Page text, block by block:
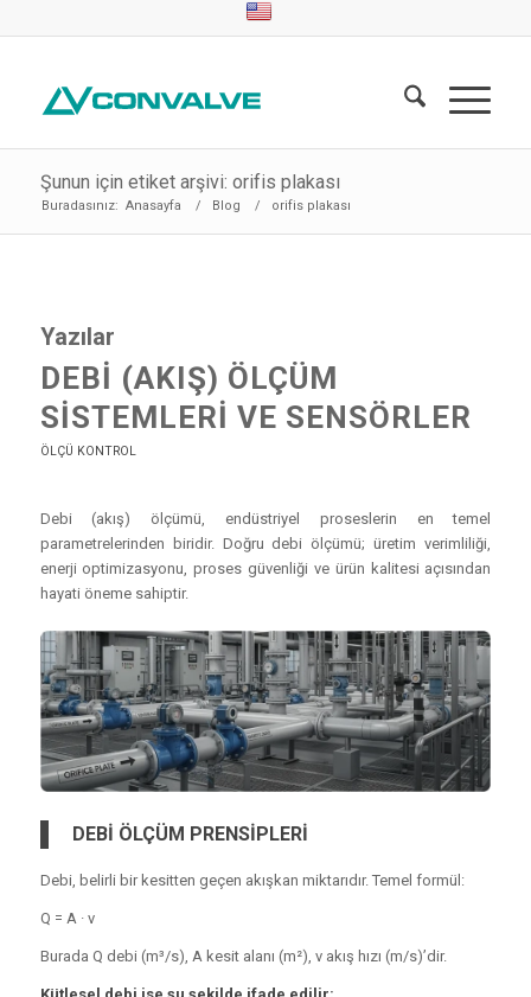
Şunun için etiket arşivi: orifis plakası
Buradasınız: Anasayfa / Blog / orifis plakası
Yazılar
DEBI (AKIŞ) ÖLÇÜM
SISTEMLERI VE SENSÖRLER
ÖLÇÜ KONTROL
Debi (akış) ölçümü, endüstriyel proseslerin en temel
parametrelerinden biridir. Doğru debi ölçümü; üretim verimliliği,
enerji optimizasyonu, proses güvenliği ve ürün kalitesi açısından
hayati öneme sahiptir.
DEBİ ÖLÇÜM PRENSİPLERİ
Debi, belirli bir kesitten geçen akışkan miktarıdır. Temel formül:
Q = A · v
Burada Q debi (m³/s), A kesit alanı (m²), v akış hızı (m/s)’dir.